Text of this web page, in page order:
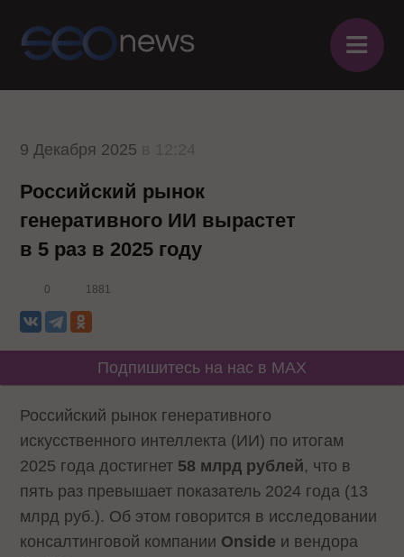
≡
9 Декабря 2025
Российский рынок
генеративного ИИ вырастет
в 5 раз в 2025 году
0 1881
Подпишитесь на нас в MAX
Российский рынок генеративного
искусственного интеллекта (ИИ) по итогам
2025 года достигнет 58 млрд рублей, что в
пять раз превышает показатель 2024 года (13
млрд руб.). Об этом говорится в исследовании
консалтинговой компании Onside и вендора